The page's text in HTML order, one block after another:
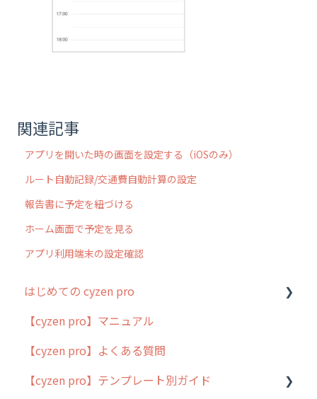
関連記事
アプリを開いた時の画面を設定する（iOSのみ）
ルート自動記録/交通費自動計算の設定
報告書に予定を紐づける
ホーム画面で予定を見る
アプリ利用端末の設定確認
はじめての cyzen pro
cyzen pro とは？
簡易マニュアル
cyzen proの位置情報取得について
【cyzen pro】マニュアル
【cyzen pro】よくある質問
【cyzen pro】テンプレート別ガイド